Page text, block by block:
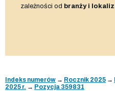
zależności od branży i
Indeks numerów → Rocznik 2025 →
2025 r. → Pozycja 359831